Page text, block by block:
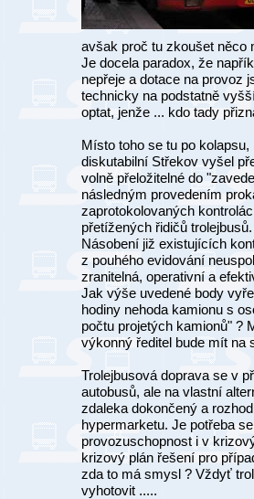
avšak proč tu zkoušet něco
Je docela paradox, že
nepřeje a dotace na provoz
technicky na podstatně
optat, jenže ... kdo tady
Místo toho se tu po
diskutabilní Střekov vyšel
volně přeložitelné do
následným provedením
zaprotokolovaných
přetížených řidičů
Násobení již existujících
z pouhého evidování
zranitelná, operativní a
Jak výše uvedené body
hodiny nehoda kamionu s
počtu projetých kamionů" ?
výkonný ředitel bude mít na
Trolejbusová doprava se v
autobusů, ale na vlastní
zdaleka dokončený a
hypermarketu. Je potřeba
provozuschopnost i v
krizový plán řešení pro
zda to má smysl ? Vždyť
vyhotovit .....